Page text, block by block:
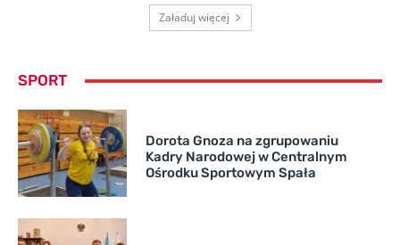
Załaduj więcej
SPORT
Dorota Gnoza na zgrupowaniu
Kadry Narodowej w Centralnym
Ośrodku Sportowym Spała